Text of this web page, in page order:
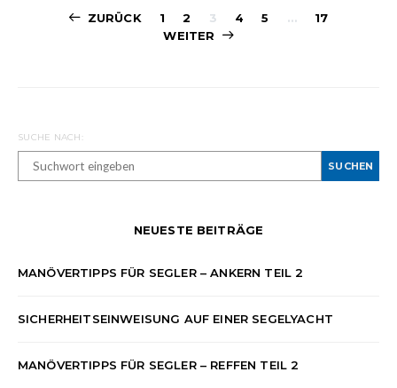
Beitrags-
ZURÜCK 1 2 3 4 5 …
17
WEITER
SUCHE NACH:
SUCHEN
NEUESTE BEITRÄGE
MANÖVERTIPPS FÜR SEGLER – ANKERN TEIL 2
SICHERHEITSEINWEISUNG AUF EINER SEGELYACHT
MANÖVERTIPPS FÜR SEGLER – REFFEN TEIL 2